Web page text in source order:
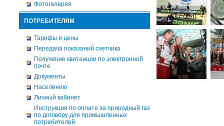
Фотогалерея
ПОТРЕБИТЕЛЯМ
Тарифы и цены
Передача показаний счетчика
Получение квитанции по электронной
почте
Документы
Населению
Личный кабинет
Инструкция по оплате за природный газ
по договору для промышленных
потребителей